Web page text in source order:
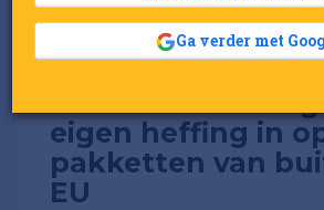
eigen heffing in
pakketten van
EU
Ga verder met